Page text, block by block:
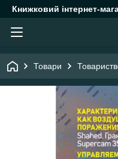
Книжковий інтернет-
Товари